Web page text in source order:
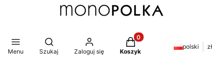
Menu
Otwórz wyszukiwarkę
Szukaj Zaloguj się
Produkty w koszyku: 0.
Koszyk
polski zł